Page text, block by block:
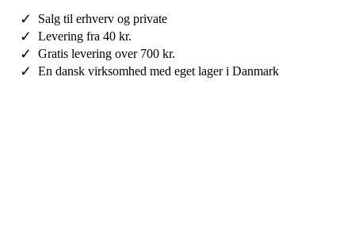
✓ Salg til erhverv og private
✓ Levering fra 40 kr.
✓ Gratis levering over 700 kr.
✓ En dansk virksomhed med eget lager i Danmark